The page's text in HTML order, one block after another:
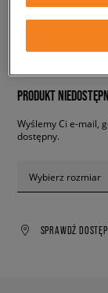
PRODUKT
Wyślemy Ci e-mail,
dostępny.
Wybierz rozmiar
SPRAWDŹ